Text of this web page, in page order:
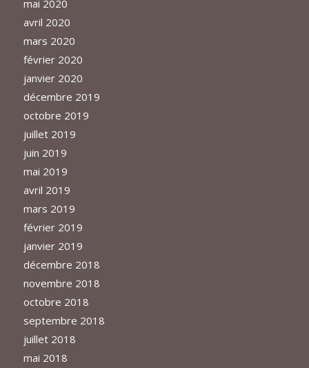
mai 2020
avril 2020
mars 2020
février 2020
janvier 2020
décembre 2019
octobre 2019
juillet 2019
juin 2019
mai 2019
avril 2019
mars 2019
février 2019
janvier 2019
décembre 2018
novembre 2018
octobre 2018
septembre 2018
juillet 2018
mai 2018